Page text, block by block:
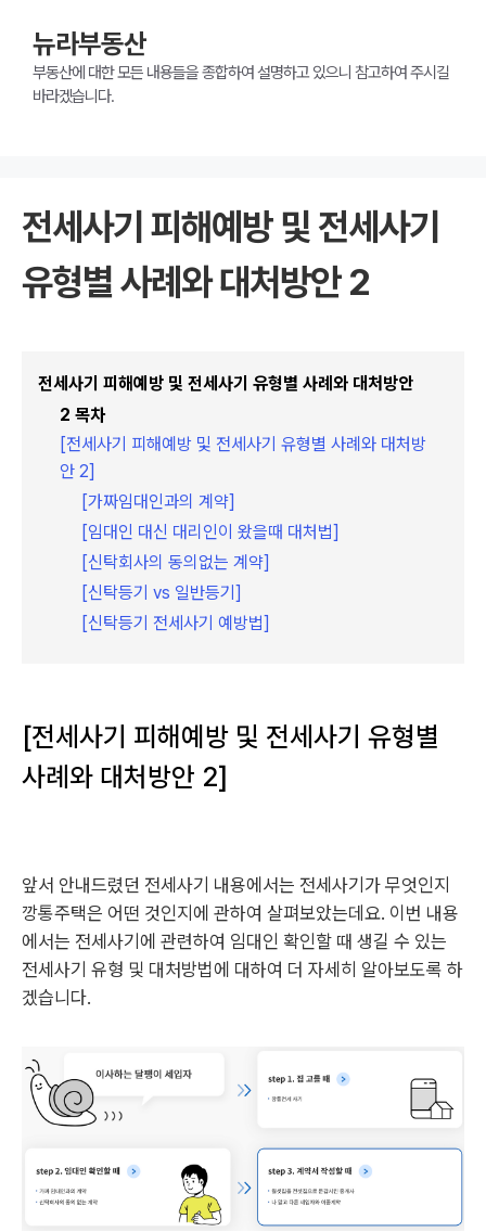
뉴라부동산
부동산에 대한 모든 내용들을 종합하여 설명하고 있으니 참고하여 주시길
바라겠습니다.
전세사기 피해예방 및 전세사기
유형별 사례와 대처방안 2
전세사기 피해예방 및 전세사기 유형별 사례와 대처방안
2 목차
[전세사기 피해예방 및 전세사기 유형별 사례와 대처방
안 2]
[가짜임대인과의 계약]
[임대인 대신 대리인이 왔을때 대처법]
[신탁회사의 동의없는 계약]
[신탁등기 vs 일반등기]
[신탁등기 전세사기 예방법]
[전세사기 피해예방 및 전세사기 유형별
사례와 대처방안 2]
앞서 안내드렸던 전세사기 내용에서는 전세사기가 무엇인지
깡통주택은 어떤 것인지에 관하여 살펴보았는데요. 이번 내용
에서는 전세사기에 관련하여 임대인 확인할 때 생길 수 있는
전세사기 유형 및 대처방법에 대하여 더 자세히 알아보도록 하
겠습니다.